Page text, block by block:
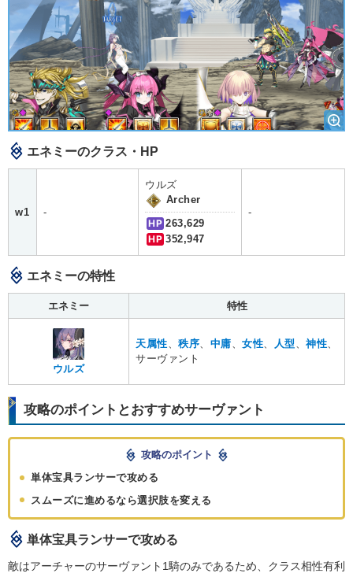
エネミーのクラス・HP
w1 -
ウルズ
Archer
HP 263,629
HP 352,947
-
エネミーの特性
エネミー 特性
ウルズ
天属性、秩序、 中庸、女性、 人型 、神性、
サーヴァント
攻略のポイントとおすすめサーヴァント
攻略のポイント
単体宝具ランサーで攻める
スムーズに進めるなら選択肢を変える
単体宝具ランサーで攻める
敵はアーチャーのサーヴァント1騎のみであるため、クラス相性有利